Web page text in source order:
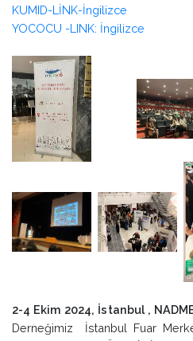
KUMID-LİNK-İngilizce
YOCOCU -LINK: İngilizce
2-4 Ekim 2024, İstanbul ,
Derneğimiz İstanbul Fuar